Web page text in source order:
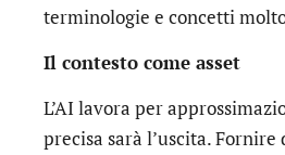
terminologie e concetti
Il contesto come asset
L’AI lavora per
precisa sarà l’uscita.